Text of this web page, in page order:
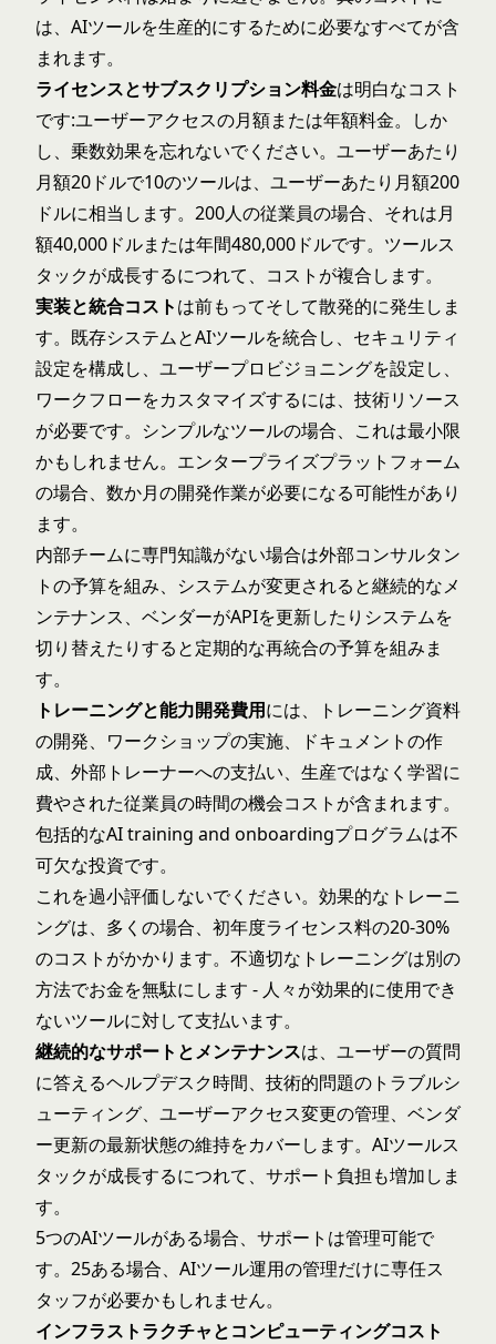
は、AIツールを生産的にするために必要なすべてが含
まれます。
ライセンスとサブスクリプション料金は明白なコスト
です:ユーザーアクセスの月額または年額料金。しか
し、乗数効果を忘れないでください。ユーザーあたり
月額20ドルで10のツールは、ユーザーあたり月額200
ドルに相当します。200人の従業員の場合、それは月
額40,000ドルまたは年間480,000ドルです。ツールス
タックが成長するにつれて、コストが複合します。
実装と統合コストは前もってそして散発的に発生しま
す。既存システムとAIツールを統合し、セキュリティ
設定を構成し、ユーザープロビジョニングを設定し、
ワークフローをカスタマイズするには、技術リソース
が必要です。シンプルなツールの場合、これは最小限
かもしれません。エンタープライズプラットフォーム
の場合、数か月の開発作業が必要になる可能性があり
ます。
内部チームに専門知識がない場合は外部コンサルタン
トの予算を組み、システムが変更されると継続的なメ
ンテナンス、ベンダーがAPIを更新したりシステムを
切り替えたりすると定期的な再統合の予算を組みま
す。
トレーニングと能力開発費用には、トレーニング資料
の開発、ワークショップの実施、ドキュメントの作
成、外部トレーナーへの支払い、生産ではなく学習に
費やされた従業員の時間の機会コストが含まれます。
包括的なAI training and onboardingプログラムは不
可欠な投資です。
これを過小評価しないでください。効果的なトレーニ
ングは、多くの場合、初年度ライセンス料の20-30%
のコストがかかります。不適切なトレーニングは別の
方法でお金を無駄にします - 人々が効果的に使用でき
ないツールに対して支払います。
継続的なサポートとメンテナンスは、ユーザーの質問
に答えるヘルプデスク時間、技術的問題のトラブルシ
ューティング、ユーザーアクセス変更の管理、ベンダ
ー更新の最新状態の維持をカバーします。AIツールス
タックが成長するにつれて、サポート負担も増加しま
す。
5つのAIツールがある場合、サポートは管理可能で
す。25ある場合、AIツール運用の管理だけに専任ス
タッフが必要かもしれません。
インフラストラクチャとコンピューティングコスト